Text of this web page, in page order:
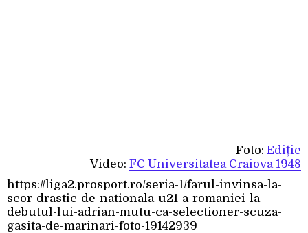
Foto: Ediție
Video: FC Universitatea Craiova 1948
https://liga2.prosport.ro/seria-1/farul-invinsa-la-
scor-drastic-de-nationala-u21-a-romaniei-la-
debutul-lui-adrian-mutu-ca-selectioner-scuza-
gasita-de-marinari-foto-19142939